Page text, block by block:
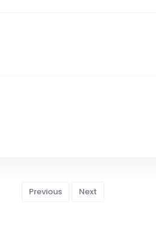
Previous Next